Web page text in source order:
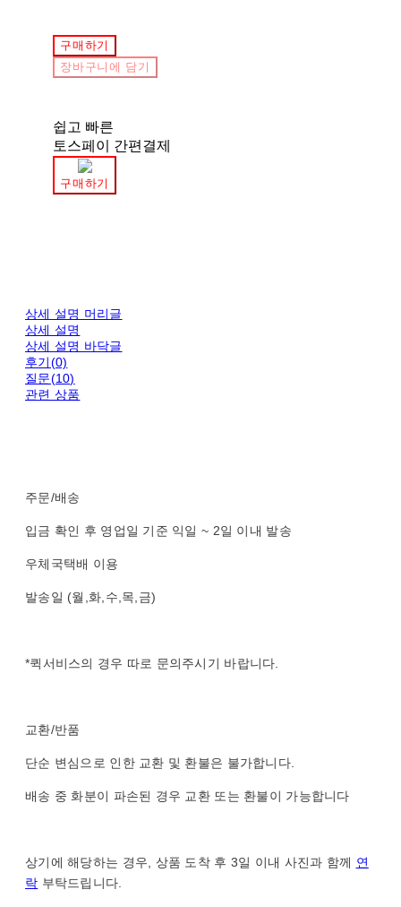
구매하기
장바구니에 담기
쉽고 빠른
토스페이 간편결제
구매하기
상세 설명 머리글
상세 설명
상세 설명 바닥글
후기(0)
질문(10)
관련 상품
주문/배송
입금 확인 후 영업일 기준 익일 ~ 2일 이내 발송
우체국택배 이용
발송일 (월,화,수,목,금)
*퀵서비스의 경우 따로 문의주시기 바랍니다.
교환/반품
단순 변심으로 인한 교환 및 환불은 불가합니다.
배송 중 화분이 파손된 경우 교환 또는 환불이 가능합니다
상기에 해당하는 경우, 상품 도착 후 3일 이내 사진과 함께 연
락 부탁드립니다.